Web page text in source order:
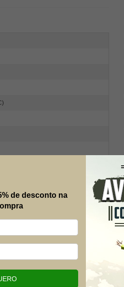
o
Tênis Militar Tático
e muito mais.
surgiu da necessidade de
cresceu e se tornou referência
proporcionando maior
para entregar omáximo de
principais: tecido Ripstop e
de desconto na